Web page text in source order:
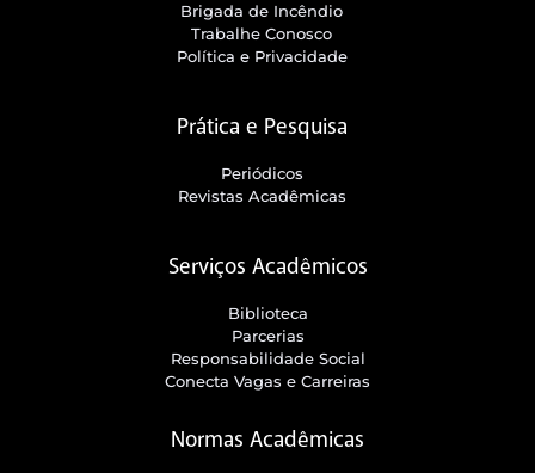
Brigada de Incêndio
Trabalhe Conosco
Política e Privacidade
Prática e Pesquisa
Periódicos
Revistas Acadêmicas
Serviços Acadêmicos
Biblioteca
Parcerias
Responsabilidade Social
Conecta Vagas e Carreiras
Normas Acadêmicas